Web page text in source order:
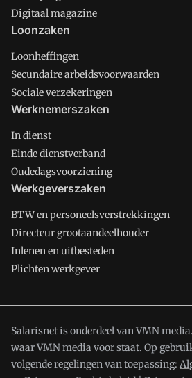
Digitaal magazine
Loonzaken
Loonheffingen
Secundaire arbeidsvoorwaarden
Sociale verzekeringen
Werknemerszaken
In dienst
Einde dienstverband
Oudedagsvoorziening
Werkgeverszaken
BTW en personeelsverstrekkingen
Directeur grootaandeelhouder
Inlenen en uitbesteden
Plichten werkgever
Salarisnet is onderdeel van VMN
waar VMN media voor staat. Op
volgende regelingen van toepassing: